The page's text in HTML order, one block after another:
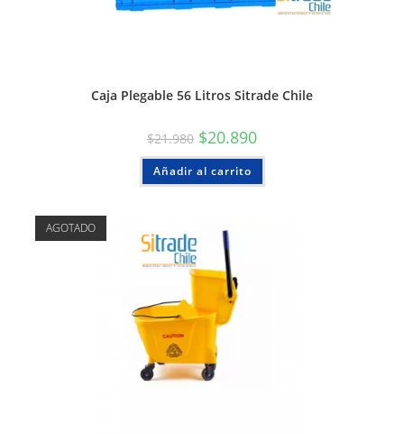
Caja Plegable 56 Litros Sitrade Chile
$21.980 $20.890
Añadir al carrito
AGOTADO